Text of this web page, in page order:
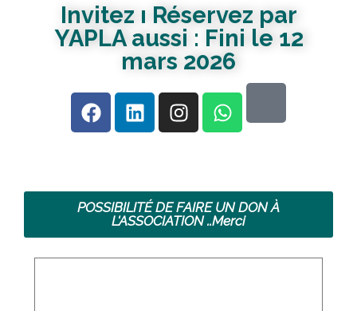
Invitez ı Réservez par
YAPLA aussi : Fini le 12
mars 2026
POSSIBILITÉ DE FAIRE UN DON À
L'ASSOCIATION ..Merci